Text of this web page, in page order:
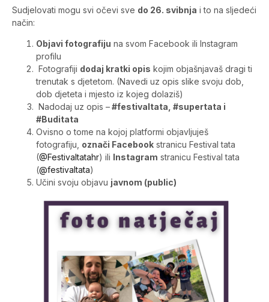
Sudjelovati mogu svi očevi sve do 26. svibnja i to na sljedeći
način:
Objavi fotografiju na svom Facebook ili Instagram
profilu
Fotografiji dodaj kratki opis kojim objašnjavaš dragi ti
trenutak s djetetom. (Navedi uz opis slike svoju dob,
dob djeteta i mjesto iz kojeg dolaziš)
Nadodaj uz opis –#festivaltata, #supertata i
#Buditata
Ovisno o tome na kojoj platformi objavljuješ
fotografiju, označi Facebook stranicu Festival tata
(@Festivaltatahr) ili Instagram stranicu Festival tata
(@festivaltata)
Učini svoju objavu javnom (public)